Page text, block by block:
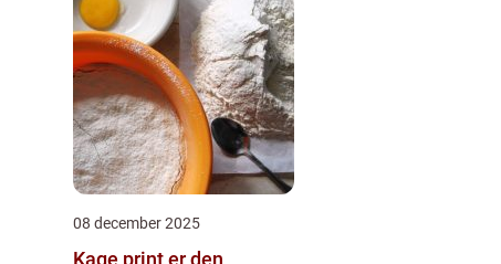
08 december 2025
Kage print er den